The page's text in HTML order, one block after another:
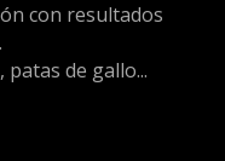
con resultados
de gallo...